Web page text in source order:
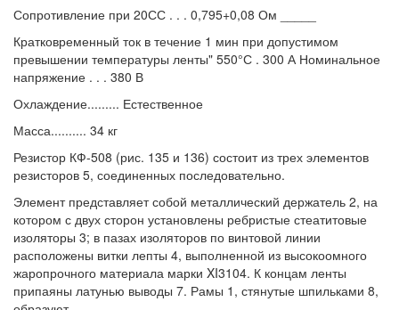
Сопротивление при 20СС . . . 0,795+0,08 Ом _____
Кратковременный ток в течение 1 мин при допустимом
превышении температуры ленты" 550°С . 300 А Номинальное
напряжение . . . 380 В
Охлаждение......... Естественное
Масса.......... 34 кг
Резистор КФ-508 (рис. 135 и 136) состоит из трех элементов
резисторов 5, соединенных последовательно.
Элемент представляет собой металлический держатель 2, на
котором с двух сторон установлены ребристые стеатитовые
изоляторы 3; в пазах изоляторов по винтовой линии
расположены витки лепты 4, выполненной из высокоомного
жаропрочного материала марки XI3104. К концам ленты
припаяны латунью выводы 7. Рамы 1, стянутые шпильками 8,